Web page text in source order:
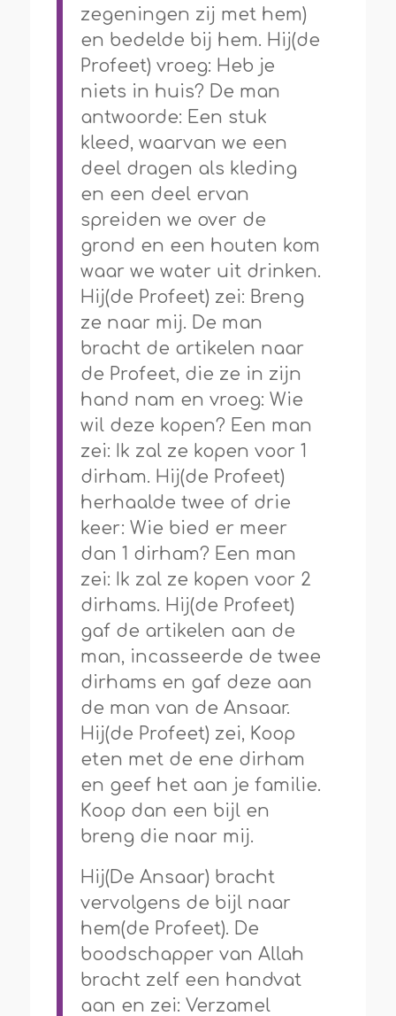
zegeningen zij met hem)
en bedelde bij hem. Hij(de
Profeet) vroeg: Heb je
niets in huis? De man
antwoorde: Een stuk
kleed, waarvan we een
deel dragen als kleding
en een deel ervan
spreiden we over de
grond en een houten kom
waar we water uit drinken.
Hij(de Profeet) zei: Breng
ze naar mij. De man
bracht de artikelen naar
de Profeet, die ze in zijn
hand nam en vroeg: Wie
wil deze kopen? Een man
zei: Ik zal ze kopen voor 1
dirham. Hij(de Profeet)
herhaalde twee of drie
keer: Wie bied er meer
dan 1 dirham? Een man
zei: Ik zal ze kopen voor 2
dirhams. Hij(de Profeet)
gaf de artikelen aan de
man, incasseerde de twee
dirhams en gaf deze aan
de man van de Ansaar.
Hij(de Profeet) zei, Koop
eten met de ene dirham
en geef het aan je familie.
Koop dan een bijl en
breng die naar mij.
Hij(De Ansaar) bracht
vervolgens de bijl naar
hem(de Profeet). De
boodschapper van Allah
bracht zelf een handvat
aan en zei: Verzamel